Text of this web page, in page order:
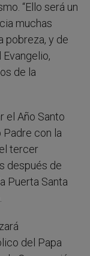
“Ello será un
muchas
pobreza, y de
de la
el Año Santo
con la
tercer
después de
Puerta Santa
del Papa